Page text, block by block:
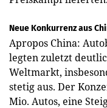
Neue Konkurrenz aus
Apropos China:
legten zuletzt
Weltmarkt,
stetig aus. Der
Mio. Autos, eine